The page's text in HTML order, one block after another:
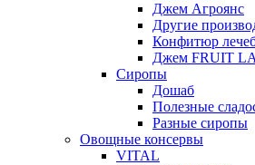
Джем Агроянс
Другие
Конфитюр
Джем FRUIT
Сиропы
Дошаб
Полезные
Разные сиропы
Овощные консервы
VITAL